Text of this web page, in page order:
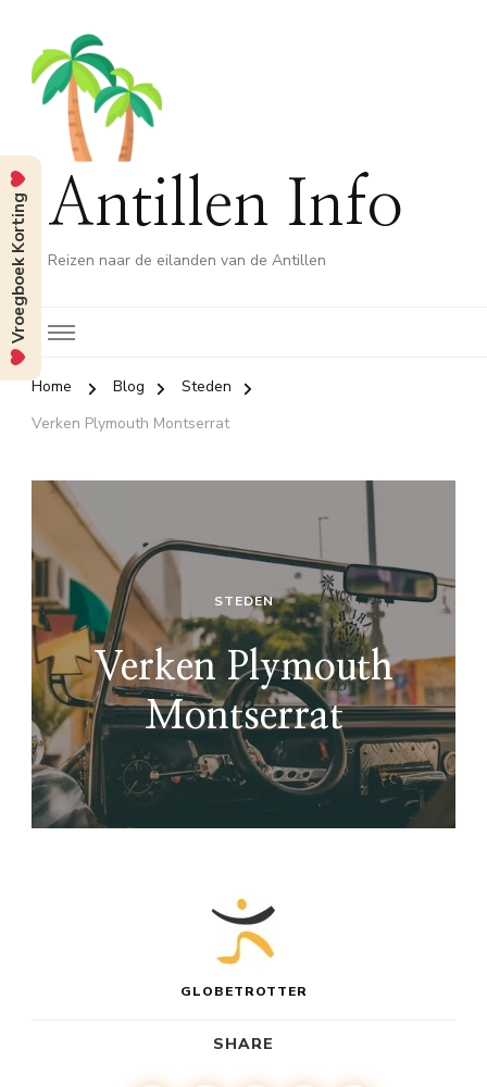
Antillen Info
Reizen naar de eilanden van de Antillen
Home Blog
Steden
Verken Plymouth Montserrat
STEDEN
Verken Plymouth
Montserrat
GLOBETROTTER
SHARE
Vroegboek Korting